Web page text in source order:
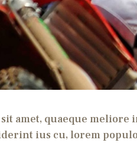
amet, quaeque
ius cu, lorem